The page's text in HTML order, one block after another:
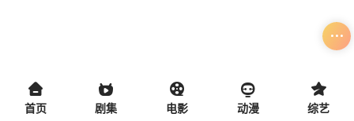
首页 剧集 电影 动漫 综艺